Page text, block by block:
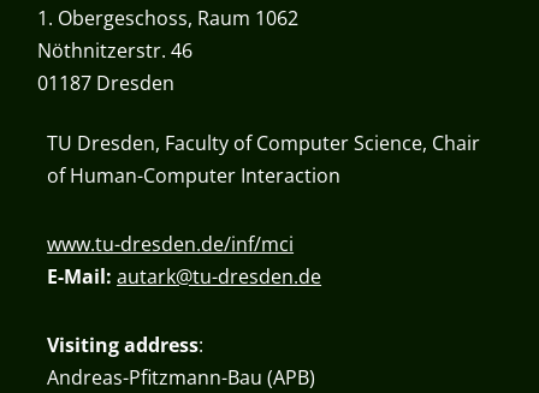
1. Obergeschoss, Raum 1062
Nöthnitzerstr. 46
01187 Dresden
TU Dresden, Faculty of Computer Science, Chair
of Human-Computer Interaction
www.tu-dresden.de/inf/mci
E-Mail:autark@tu-dresden.de
Visiting address:
Andreas-Pfitzmann-Bau (APB)